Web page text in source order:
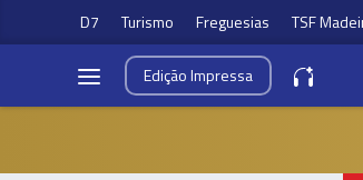
D7 Turismo Freguesias TSF
EdiçãoImpressa